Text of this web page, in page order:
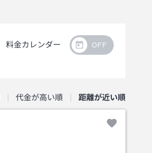
料金カレンダー
代金が高い順 距離が近い順